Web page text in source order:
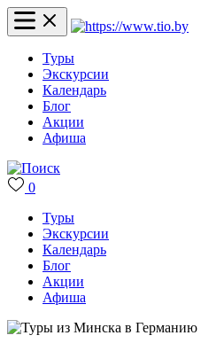
Туры
Экскурсии
Календарь
Блог
Акции
Афиша
0
Туры
Экскурсии
Календарь
Блог
Акции
Афиша